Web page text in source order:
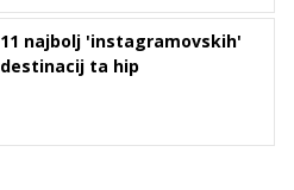
11 najbolj 'instagramovskih'
destinacij ta hip